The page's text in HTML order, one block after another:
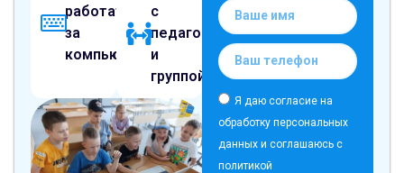
работать
за
компьютером
с
педагогом
и
группой
Я даю согласие на
обработку персональных
данных и соглашаюсь с
политикой